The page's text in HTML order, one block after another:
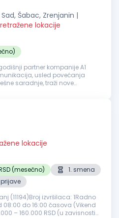
Šabac, Zrenjanin |
lokacije
partner kompanije A1
usled povećanja
saradnje, traži nove
lokacije
(mesečno)
1. smena
(11194)Broj izvršilaca: 1Radno
08:00 do 16:00 časova (Vikend
– 160.000 RSD (u zavisnosti